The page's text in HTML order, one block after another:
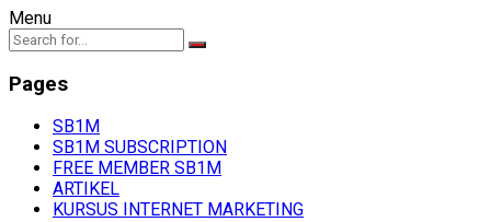
Menu
Pages
SB1M
SB1M SUBSCRIPTION
FREE MEMBER SB1M
ARTIKEL
KURSUS INTERNET MARKETING